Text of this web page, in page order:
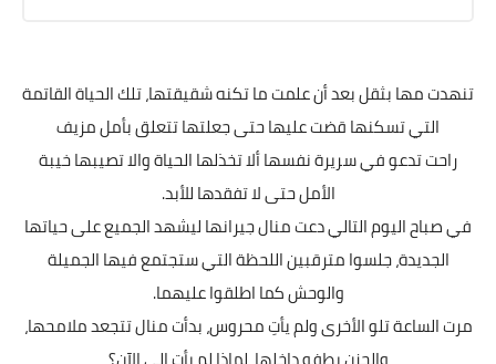
تنهدت مها بثقل بعد أن علمت ما تكنه شقيقتها، تلك الحياة القاتمة
التي تسكنها قضت عليها حتى جعلتها تتعلق بأمل مزيف
راحت تدعو في سريرة نفسها ألا تخذلها الحياة والا تصيبها خيبة
الأمل حتى لا تفقدها للأبد.
في صباح اليوم التالي دعت منال جيرانها ليشهد الجميع على حياتها
الجديدة، جلسوا مترقبين اللحظة التي ستجتمع فيها الجميلة
والوحش كما اطلقوا عليهما.
مرت الساعة تلو الأخرى ولم يأتِ محروس، بدأت منال تتجعد ملامحها،